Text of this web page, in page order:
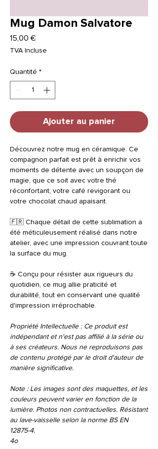
Mug Damon Salvatore
15,00 €
TVA Incluse
Quantité *
Ajouter au panier
Découvrez notre mug en céramique. Ce
compagnon parfait est prêt à enrichir vos
moments de détente avec un soupçon de
magie, que ce soit avec votre thé
réconfortant, votre café revigorant ou
votre chocolat chaud apaisant.
🇫🇷 Chaque détail de cette sublimation a
été méticuleusement réalisé dans notre
atelier, avec une impression couvrant toute
la surface du mug.
☕️ Conçu pour résister aux rigueurs du
quotidien, ce mug allie praticité et
durabilité, tout en conservant une qualité
d'impression irréprochable.
Propriété Intellectuelle : Ce produit est
indépendant et n'est pas affilié à la série ou
à ses créateurs. Nous ne reproduisons pas
de contenu protégé par le droit d'auteur de
manière significative.
Note : Les images sont des maquettes, et les
couleurs peuvent varier en fonction de la
lumière. Photos non contractuelles. Résistant
au lave-vaisselle selon la norme BS EN
12875-4.
4o